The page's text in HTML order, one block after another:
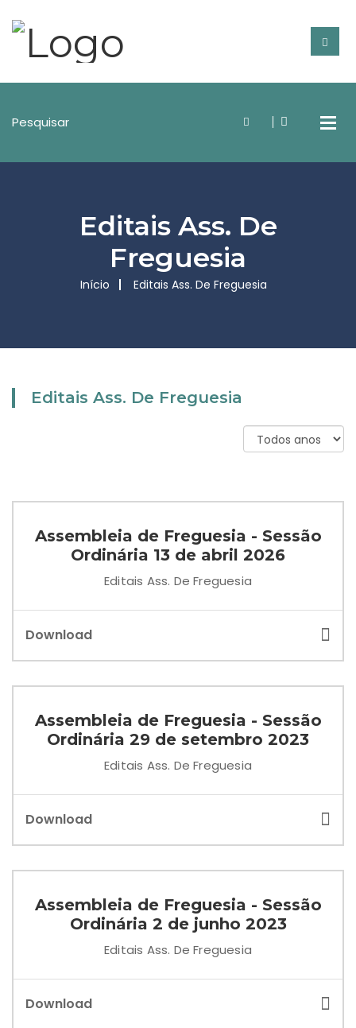
Editais Ass. De
Freguesia
Início Editais Ass. De Freguesia
Editais Ass. De Freguesia
Assembleia de Freguesia - Sessão
Ordinária 13 de abril 2026
Editais Ass. De Freguesia
Download
Assembleia de Freguesia - Sessão
Ordinária 29 de setembro 2023
Editais Ass. De Freguesia
Download
Assembleia de Freguesia - Sessão
Ordinária 2 de junho 2023
Editais Ass. De Freguesia
Download